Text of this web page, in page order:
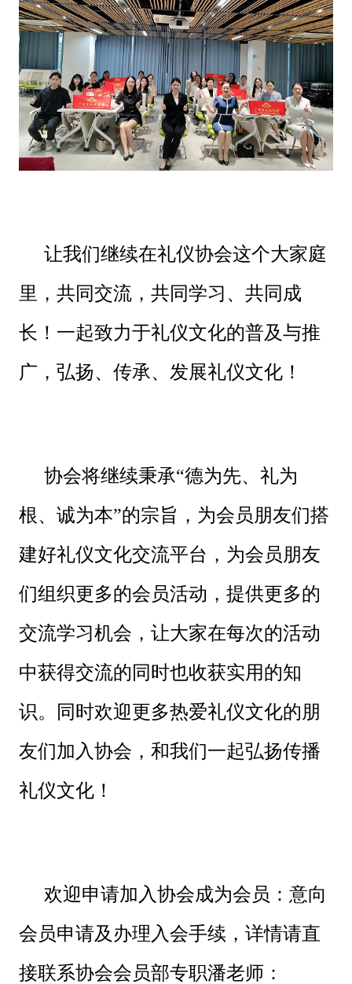
让我们继续在礼仪协会这个大家庭
里，共同交流，共同学习、共同成
长！一起致力于礼仪文化的普及与推
广，弘扬、传承、发展礼仪文化！
协会将继续秉承“德为先、礼为
根、诚为本”的宗旨，为会员朋友们搭
建好礼仪文化交流平台，为会员朋友
们组织更多的会员活动，提供更多的
交流学习机会，让大家在每次的活动
中获得交流的同时也收获实用的知
识。同时欢迎更多热爱礼仪文化的朋
友们加入协会，和我们一起弘扬传播
礼仪文化！
欢迎申请加入协会成为会员：意向
会员申请及办理入会手续，详情请直
接联系协会会员部专职潘老师：